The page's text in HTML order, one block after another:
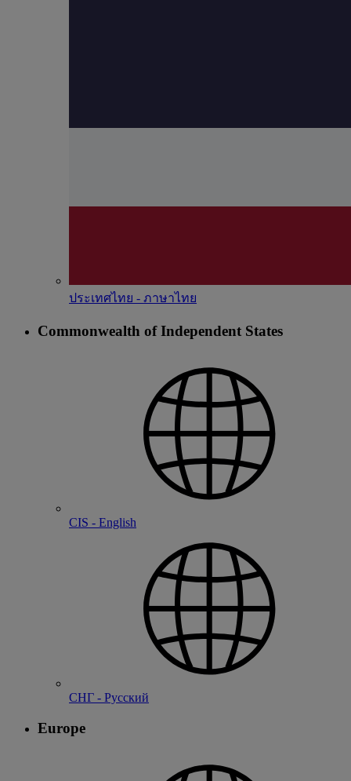
ประเทศไทย - ภาษาไทย
Commonwealth of Independent States
CIS - English
СНГ - Русский
Europe